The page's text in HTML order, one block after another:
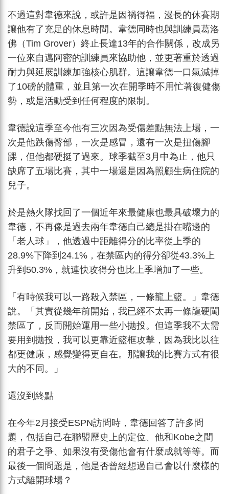
不過這對韋德來說，或許是因禍得福，漫長的休賽期
讓他有了充足的休息時間。韋德同時也與訓練員葛洛
佛（Tim Grover）終止長達13年的合作關係，改成另
一位來自邁阿密的訓練員來協助他，並更著重於透過
耐力與延展訓練加強核心肌群。這讓韋德一口氣減掉
了10磅的體重，並且第一次在開季時不用忙著復健傷
勢，或是活動受到任何程度的限制。
韋德說這季至今他有三次因為受傷差點無法上場，一
次是他跌傷臀部，一次是感冒，還有一次是扭傷腳
踝，但他都硬挺了過來。球季截至3月中為止，他只
缺席了五場比賽，其中一場還是因為照顧生病住院的
兒子。
於是熱火隊找回了一個近年來最健康也最具破壞力的
韋德，不再像是過去兩年韋德自己總是掛在嘴邊的
「老人球」，他透過中距離得分的比率從上季的
28.9%下降到24.1%，在禁區內的得分卻從43.3%上
升到50.3%，就連快攻得分也比上季增加了一些。
「有時候我可以一路殺入禁區，一條龍上籃。」韋德
說。「其實從幾年前開始，我已經不太再一條龍硬闖
禁區了，反而開始運用一些小拋投。但這季我不太需
要用到拋投，我可以更靠近籃框攻擊，因為我比以往
都更健康，感覺變得更自在。那讓我的比賽方式有很
大的不同。」
還沒到終點
在今年2月接受ESPN訪問時，韋德回答了許多問
題，包括自己在聯盟歷史上的定位、他和Kobe之間
的君子之爭、如果沒有受傷他會有什麼成就等等。而
最後一個問題是，他是否曾經想過自己會以什麼樣的
方式離開球場？